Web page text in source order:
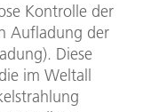
Kontrolle der
Aufladung der
Diese
im Weltall